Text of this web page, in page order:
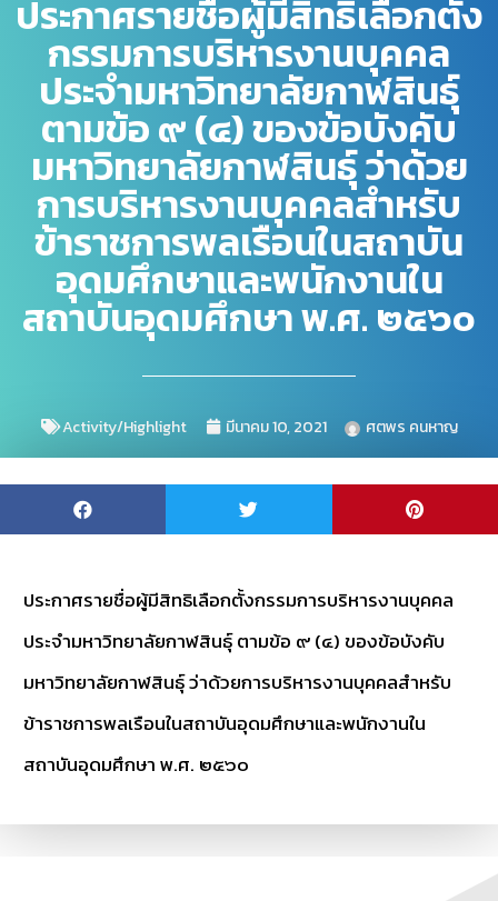
ประกาศรายชื่อผู้มีสิทธิเลือกตั้ง
กรรมการบริหารงานบุคคล
ประจำมหาวิทยาลัยกาฬสินธุ์
ตามข้อ ๙ (๔) ของข้อบังคับ
มหาวิทยาลัยกาฬสินธุ์ ว่าด้วย
การบริหารงานบุคคลสำหรับ
ข้าราชการพลเรือนในสถาบัน
อุดมศึกษาและพนักงานใน
สถาบันอุดมศึกษา พ.ศ. ๒๕๖๐
Activity/Highlight มีนาคม 10, 2021 ศตพร คนหาญ
ประกาศรายชื่อผู้มีสิทธิเลือกตั้งกรรมการบริหารงานบุคคล
ประจำมหาวิทยาลัยกาฬสินธุ์ ตามข้อ ๙ (๔) ของข้อบังคับ
มหาวิทยาลัยกาฬสินธุ์ ว่าด้วยการบริหารงานบุคคลสำหรับ
ข้าราชการพลเรือนในสถาบันอุดมศึกษาและพนักงานใน
สถาบันอุดมศึกษา พ.ศ. ๒๕๖๐